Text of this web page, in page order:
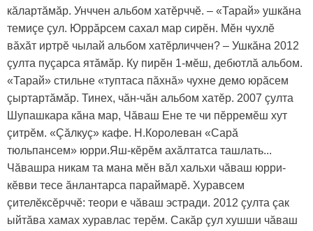
кăлартăмăр. Унччен альбом хатӗрччӗ. – «Тарай» ушкăна
темиçе çул. Юррăрсем сахал мар сирӗн. Мӗн чухлӗ
вăхăт иртрӗ чылай альбом хатӗрличчен? – Ушкăна 2012
çулта пуçарса ятăмăр. Ку пирӗн 1-мӗш, дебютлă альбом.
«Тарай» стильне «туптаса пăхнă» чухне демо юрăсем
çыртартăмăр. Тинех, чăн-чăн альбом хатӗр. 2007 çулта
Шупашкара кăна мар, Чăваш Ене те чи пӗрремӗш хут
çитрӗм. «Çăлкуç» кафе. Н.Королеван «Сарă
тюльпансем» юрри.Яш-кӗрӗм ахăлтатса ташлать...
Чăвашра никам та мана мӗн вăл хальхи чăваш юрри-
кӗвви тесе ăнлантарса параймарӗ. Хуравсем
çителӗксӗрччӗ: теори е чăваш эстради. 2012 çулта çак
ыйтăва хамах хуравлас терӗм. Сакăр çул хушши чăваш